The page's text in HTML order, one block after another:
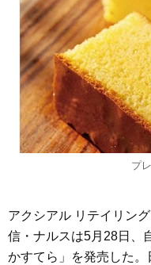
プ
アクシアル リテイリン
信・ナルスは5月28日、
かすてら」を発売した